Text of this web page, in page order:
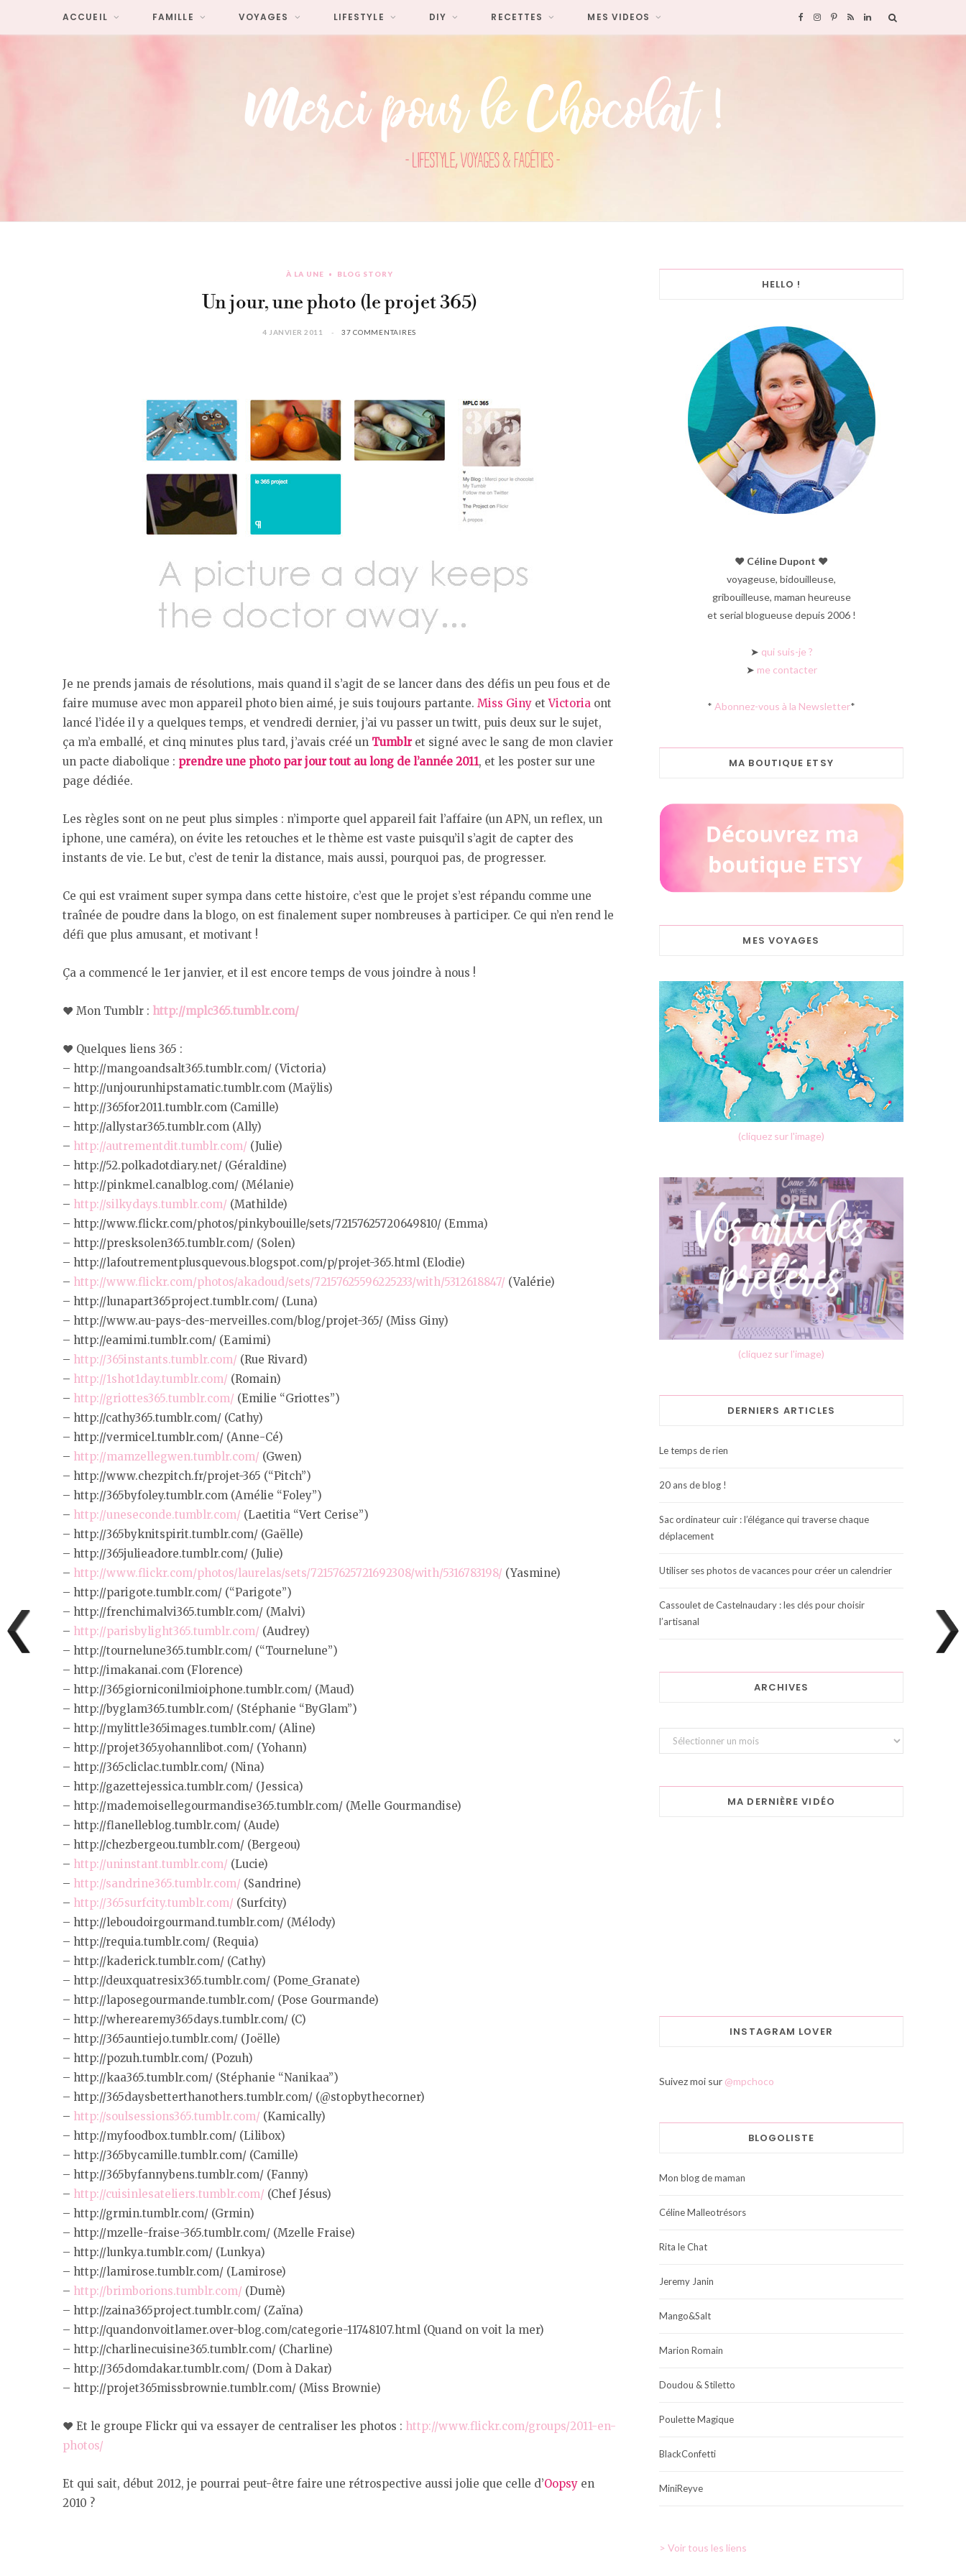
F
o
I
r
P
e
R L
I
ACCUEIL FAMILLE VOYAGES LIFESTYLE DIY RECETTES MES VIDEOS
À LA UNE BLOG STORY
Un jour, une photo (le projet 365)
4 JANVIER 2011 37 COMMENTAIRES
Je ne prends jamais de résolutions, mais quand il s’agit de se lancer dans des défis un peu fous et de
faire mumuse avec mon appareil photo bien aimé, je suis toujours partante. Miss Giny etVictoria ont
lancé l’idée il y a quelques temps, et vendredi dernier, j’ai vu passer un twitt, puis deux sur le sujet,
ça m’a emballé, et cinq minutes plus tard, j’avais créé un Tumblret signé avec le sang de mon clavier
un pacte diabolique : prendre une photo par jour tout au long de l’année 2011, et les poster sur une
page dédiée.
Les règles sont on ne peut plus simples : n’importe quel appareil fait l’affaire (un APN, un reflex, un
iphone, une caméra), on évite les retouches et le thème est vaste puisqu’il s’agit de capter des
instants de vie. Le but, c’est de tenir la distance, mais aussi, pourquoi pas, de progresser.
Ce qui est vraiment super sympa dans cette histoire, c’est que le projet s’est répandu comme une
traînée de poudre dans la blogo, on est finalement super nombreuses à participer. Ce qui n’en rend le
défi que plus amusant, et motivant !
Ça a commencé le 1er janvier, et il est encore temps de vous joindre à nous !
♥ Mon Tumblr : http://mplc365.tumblr.com/
♥ Quelques liens 365 :
– http://mangoandsalt365.tumblr.com/ (Victoria)
– http://unjourunhipstamatic.tumblr.com (Maÿlis)
– http://365for2011.tumblr.com (Camille)
– http://allystar365.tumblr.com (Ally)
– http://autrementdit.tumblr.com/ (Julie)
– http://52.polkadotdiary.net/ (Géraldine)
– http://pinkmel.canalblog.com/ (Mélanie)
– http://silkydays.tumblr.com/ (Mathilde)
– http://www.flickr.com/photos/pinkybouille/sets/72157625720649810/ (Emma)
– http://presksolen365.tumblr.com/ (Solen)
– http://lafoutrementplusquevous.blogspot.com/p/projet-365.html (Elodie)
– http://www.flickr.com/photos/akadoud/sets/72157625596225233/with/5312618847/ (Valérie)
– http://lunapart365project.tumblr.com/ (Luna)
– http://www.au-pays-des-merveilles.com/blog/projet-365/ (Miss Giny)
– http://eamimi.tumblr.com/ (Eamimi)
– http://365instants.tumblr.com/ (Rue Rivard)
– http://1shot1day.tumblr.com/ (Romain)
– http://griottes365.tumblr.com/ (Emilie “Griottes”)
– http://cathy365.tumblr.com/ (Cathy)
– http://vermicel.tumblr.com/ (Anne-Cé)
– http://mamzellegwen.tumblr.com/ (Gwen)
– http://www.chezpitch.fr/projet-365 (“Pitch”)
– http://365byfoley.tumblr.com (Amélie “Foley”)
– http://uneseconde.tumblr.com/ (Laetitia “Vert Cerise”)
– http://365byknitspirit.tumblr.com/ (Gaëlle)
– http://365julieadore.tumblr.com/ (Julie)
– http://www.flickr.com/photos/laurelas/sets/72157625721692308/with/5316783198/ (Yasmine)
– http://parigote.tumblr.com/ (“Parigote”)
– http://frenchimalvi365.tumblr.com/ (Malvi)
– http://parisbylight365.tumblr.com/ (Audrey)
– http://tournelune365.tumblr.com/ (“Tournelune”)
– http://imakanai.com (Florence)
– http://365giorniconilmioiphone.tumblr.com/ (Maud)
– http://byglam365.tumblr.com/ (Stéphanie “ByGlam”)
– http://mylittle365images.tumblr.com/ (Aline)
– http://projet365.yohannlibot.com/ (Yohann)
– http://365cliclac.tumblr.com/ (Nina)
– http://gazettejessica.tumblr.com/ (Jessica)
– http://mademoisellegourmandise365.tumblr.com/ (Melle Gourmandise)
– http://flanelleblog.tumblr.com/ (Aude)
– http://chezbergeou.tumblr.com/ (Bergeou)
– http://uninstant.tumblr.com/ (Lucie)
– http://sandrine365.tumblr.com/ (Sandrine)
– http://365surfcity.tumblr.com/ (Surfcity)
– http://leboudoirgourmand.tumblr.com/ (Mélody)
– http://requia.tumblr.com/ (Requia)
– http://kaderick.tumblr.com/ (Cathy)
– http://deuxquatresix365.tumblr.com/ (Pome_Granate)
– http://laposegourmande.tumblr.com/ (Pose Gourmande)
– http://wherearemy365days.tumblr.com/ (C)
– http://365auntiejo.tumblr.com/ (Joëlle)
– http://pozuh.tumblr.com/ (Pozuh)
– http://kaa365.tumblr.com/ (Stéphanie “Nanikaa”)
– http://365daysbetterthanothers.tumblr.com/ (@stopbythecorner)
– http://soulsessions365.tumblr.com/ (Kamically)
– http://myfoodbox.tumblr.com/ (Lilibox)
– http://365bycamille.tumblr.com/ (Camille)
– http://365byfannybens.tumblr.com/ (Fanny)
– http://cuisinlesateliers.tumblr.com/ (Chef Jésus)
– http://grmin.tumblr.com/ (Grmin)
– http://mzelle-fraise-365.tumblr.com/ (Mzelle Fraise)
– http://lunkya.tumblr.com/ (Lunkya)
– http://lamirose.tumblr.com/ (Lamirose)
– http://brimborions.tumblr.com/ (Dumè)
– http://zaina365project.tumblr.com/ (Zaïna)
– http://quandonvoitlamer.over-blog.com/categorie-11748107.html (Quand on voit la mer)
– http://charlinecuisine365.tumblr.com/ (Charline)
– http://365domdakar.tumblr.com/ (Dom à Dakar)
– http://projet365missbrownie.tumblr.com/ (Miss Brownie)
♥ Et le groupe Flickr qui va essayer de centraliser les photos : http://www.flickr.com/groups/2011-en-
photos/
Et qui sait, début 2012, je pourrai peut-être faire une rétrospective aussi jolie que celle d’Oopsy en
2010 ?
HELLO !
♥︎ Céline Dupont ♥︎
voyageuse, bidouilleuse,
gribouilleuse, maman heureuse
et serial blogueuse depuis 2006 !
➤ qui suis-je ?
➤ me contacter
* Abonnez-vous à la Newsletter*
MA BOUTIQUE ETSY
MES VOYAGES
(cliquez sur l'image)
(cliquez sur l'image)
DERNIERS ARTICLES
Le temps de rien
20 ans de blog !
Sac ordinateur cuir : l’élégance qui traverse chaque
déplacement
Utiliser ses photos de vacances pour créer un calendrier
Cassoulet de Castelnaudary : les clés pour choisir
l’artisanal
ARCHIVES
Archives
MA DERNIÈRE VIDÉO
INSTAGRAM LOVER
Suivez moi sur @mpchoco
BLOGOLISTE
Mon blog de maman
Céline Malleotrésors
Rita le Chat
Jeremy Janin
Mango&Salt
Marion Romain
Doudou & Stiletto
Poulette Magique
BlackConfetti
MiniReyve
> Voir tous les liens